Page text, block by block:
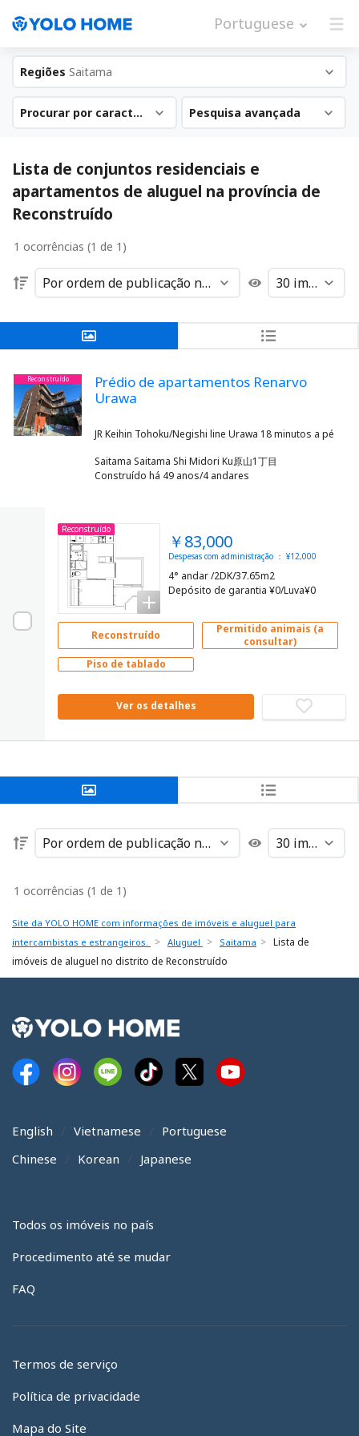
Portuguese
Regiões Saitama
Procurar por característica Pesquisa avançada
Lista de conjuntos residenciais e
apartamentos de aluguel na província de
Reconstruído
1 ocorrências (1 de 1)
Reconstruído
Prédio de apartamentos Renarvo
Urawa
Saitama Saitama Shi Midori Ku原山1丁目
Construído há 49 anos/4 andares
Reconstruído
￥83,000
Despesas com administração ： ¥12,000
4° andar /2DK/37.65m2
Depósito de garantia ¥0/Luva¥0
Reconstruído
Permitido animais (a
consultar)
Piso de tablado
Ver os detalhes
1 ocorrências (1 de 1)
Site da YOLO HOME com informações de imóveis e aluguel para
intercambistas e estrangeiros.
Aluguel Saitama
Lista de
imóveis de aluguel no distrito de Reconstruído
English Vietnamese
Portuguese
Chinese
Korean Japanese
Todos os imóveis no país
Procedimento até se mudar
FAQ
Termos de serviço
Política de privacidade
Mapa do Site